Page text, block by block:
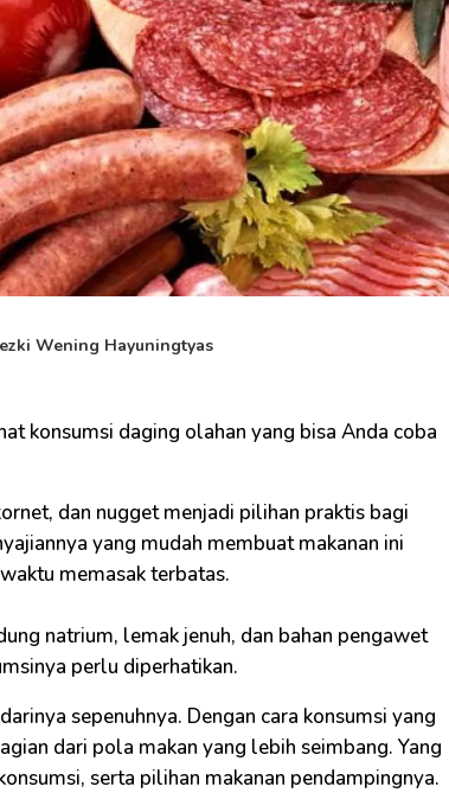
Wening Hayuningtyas
konsumsi daging olahan yang bisa Anda coba
dan nugget menjadi pilihan praktis bagi
yang mudah membuat makanan ini
memasak terbatas.
natrium, lemak jenuh, dan bahan pengawet
perlu diperhatikan.
sepenuhnya. Dengan cara konsumsi yang
dari pola makan yang lebih seimbang. Yang
serta pilihan makanan pendampingnya.